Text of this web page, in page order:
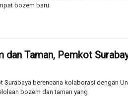
bozem baru.
Taman, Pemkot
Surabaya berencana kolaborasi dengan
bozem dan taman yang